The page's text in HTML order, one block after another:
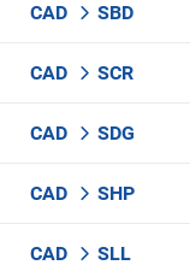
CAD SBD
CAD SCR
CAD SDG
CAD SHP
CAD SLL